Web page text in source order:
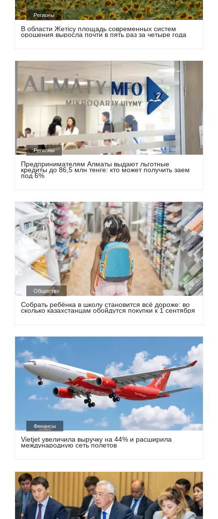
Регионы
В области Жетісу площадь современных систем
орошения выросла почти в пять раз за четыре года
Регионы
Предпринимателям Алматы выдают льготные
кредиты до 86,5 млн тенге: кто может получить заем
под 6%
Общество
Собрать ребёнка в школу становится всё дороже: во
сколько казахстанцам обойдутся покупки к 1 сентября
Финансы
Vietjet увеличила выручку на 44% и расширила
международную сеть полетов